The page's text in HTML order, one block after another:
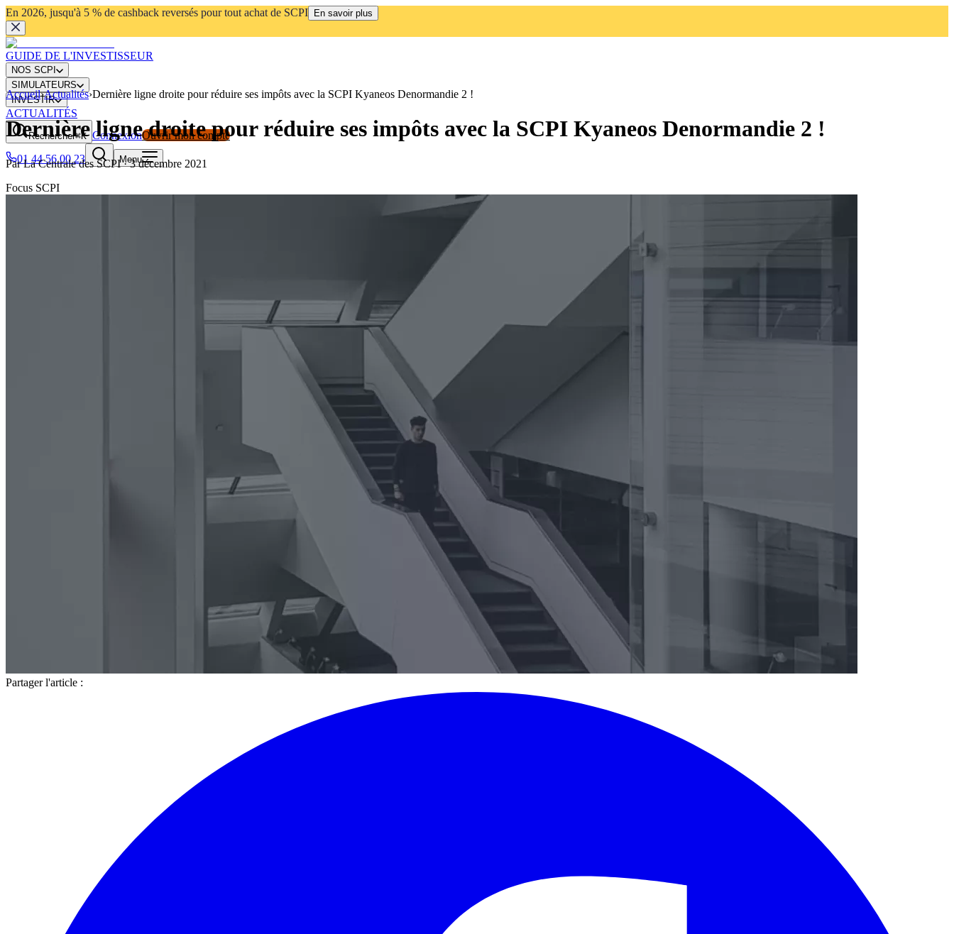
En 2026, jusqu'à 5 % de cashback reversés pour tout achat de SCPI En savoir plus
GUIDE DE L'INVESTISSEUR
NOS SCPI
SIMULATEURS
INVESTIR
ACTUALITÉS
Rechercher⌘K ConnexionOuvrir mon compte
01 44 56 00 23
Menu
Accueil›Actualités›Dernière ligne droite pour réduire ses impôts avec la SCPI Kyaneos Denormandie 2 !
Dernière ligne droite pour réduire ses impôts avec la SCPI Kyaneos Denormandie 2 !
Par La Centrale des SCPI·3 décembre 2021
Focus SCPI
Partager l'article :